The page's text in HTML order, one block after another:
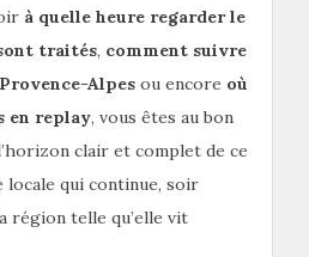
à quelle heure regarder le
traités, comment suivre
Alpes ou encore où
en replay, vous êtes au bon
clair et complet de ce
locale qui continue, soir
région telle qu’elle vit